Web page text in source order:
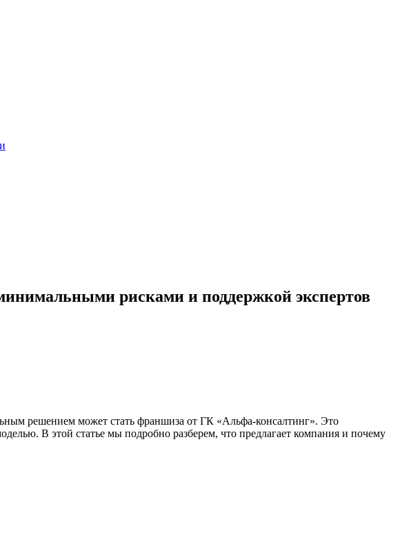
рисками и поддержкой экспертов
решением может стать франшиза от ГК «Альфа-консалтинг». Это
В этой статье мы подробно разберем, что предлагает компания и почему